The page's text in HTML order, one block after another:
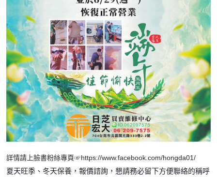
詳情請上臉書粉絲專頁☞https://www.facebook.com/hongda01/
夏天旺季、冬天保養，報價諮詢，懇請務必留下方便聯絡的稱呼